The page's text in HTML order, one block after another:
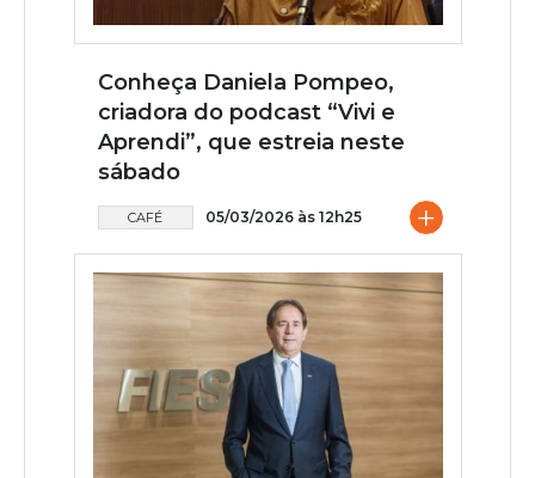
Conheça Daniela Pompeo,
criadora do podcast “Vivi e
Aprendi”, que estreia neste
sábado
CAFÉ 05/03/2026 às 12h25 +